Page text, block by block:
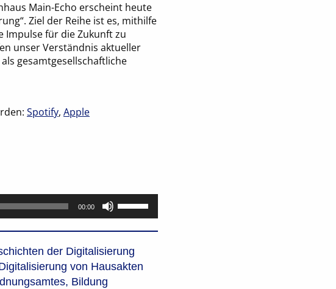
Main-Echo erscheint heute
Ziel der Reihe ist es, mithilfe
Impulse für die Zukunft zu
unser Verständnis aktueller
gesamtgesellschaftliche
Spotify, Apple
00:00
die
Lautstärke
der Digitalisierung
von Hausakten
, Bildung